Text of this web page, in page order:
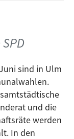
ihre Ideen
fünf Jahre
der
sind in Ulm
und die
werden
In den